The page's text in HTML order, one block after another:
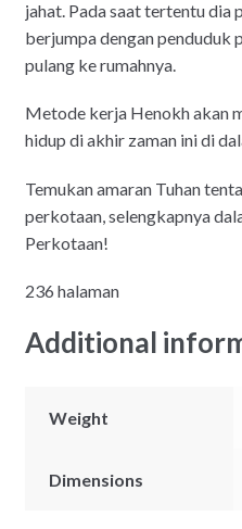
jahat. Pada saat tertentu dia
berjumpa dengan penduduk
pulang ke rumahnya.
Metode kerja Henokh akan
hidup di akhir zaman ini di
Temukan amaran Tuhan
perkotaan, selengkapnya
Perkotaan!
236 halaman
Additional
Weight
Dimensions